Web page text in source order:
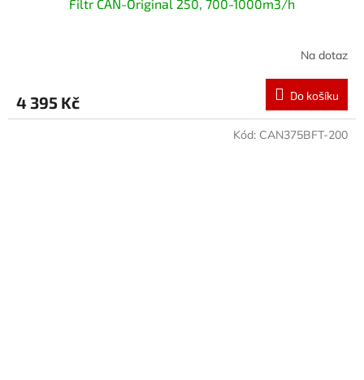
Filtr CAN-Original 250, 700-1000m3/h
Na dotaz
4 395 Kč Do košíku
Kód: CAN375BFT-200